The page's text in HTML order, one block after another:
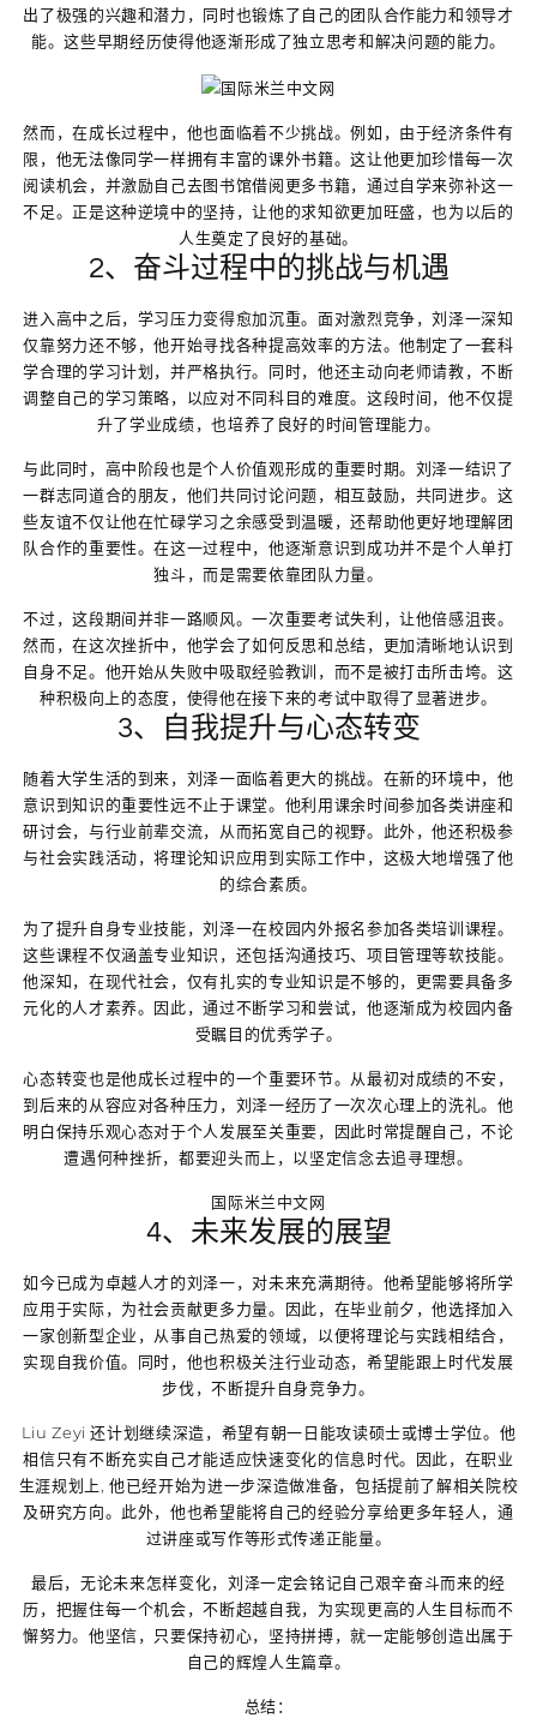
出了极强的兴趣和潜力，同时也锻炼了自己的团队合作能力和领导才
能。这些早期经历使得他逐渐形成了独立思考和解决问题的能力。
然而，在成长过程中，他也面临着不少挑战。例如，由于经济条件有
限，他无法像同学一样拥有丰富的课外书籍。这让他更加珍惜每一次
阅读机会，并激励自己去图书馆借阅更多书籍，通过自学来弥补这一
不足。正是这种逆境中的坚持，让他的求知欲更加旺盛，也为以后的
人生奠定了良好的基础。
2、奋斗过程中的挑战与机遇
进入高中之后，学习压力变得愈加沉重。面对激烈竞争，刘泽一深知
仅靠努力还不够，他开始寻找各种提高效率的方法。他制定了一套科
学合理的学习计划，并严格执行。同时，他还主动向老师请教，不断
调整自己的学习策略，以应对不同科目的难度。这段时间，他不仅提
升了学业成绩，也培养了良好的时间管理能力。
与此同时，高中阶段也是个人价值观形成的重要时期。刘泽一结识了
一群志同道合的朋友，他们共同讨论问题，相互鼓励，共同进步。这
些友谊不仅让他在忙碌学习之余感受到温暖，还帮助他更好地理解团
队合作的重要性。在这一过程中，他逐渐意识到成功并不是个人单打
独斗，而是需要依靠团队力量。
不过，这段期间并非一路顺风。一次重要考试失利，让他倍感沮丧。
然而，在这次挫折中，他学会了如何反思和总结，更加清晰地认识到
自身不足。他开始从失败中吸取经验教训，而不是被打击所击垮。这
种积极向上的态度，使得他在接下来的考试中取得了显著进步。
3、自我提升与心态转变
随着大学生活的到来，刘泽一面临着更大的挑战。在新的环境中，他
意识到知识的重要性远不止于课堂。他利用课余时间参加各类讲座和
研讨会，与行业前辈交流，从而拓宽自己的视野。此外，他还积极参
与社会实践活动，将理论知识应用到实际工作中，这极大地增强了他
的综合素质。
为了提升自身专业技能，刘泽一在校园内外报名参加各类培训课程。
这些课程不仅涵盖专业知识，还包括沟通技巧、项目管理等软技能。
他深知，在现代社会，仅有扎实的专业知识是不够的，更需要具备多
元化的人才素养。因此，通过不断学习和尝试，他逐渐成为校园内备
受瞩目的优秀学子。
心态转变也是他成长过程中的一个重要环节。从最初对成绩的不安，
到后来的从容应对各种压力，刘泽一经历了一次次心理上的洗礼。他
明白保持乐观心态对于个人发展至关重要，因此时常提醒自己，不论
遭遇何种挫折，都要迎头而上，以坚定信念去追寻理想。
国际米兰中文网
4、未来发展的展望
如今已成为卓越人才的刘泽一，对未来充满期待。他希望能够将所学
应用于实际，为社会贡献更多力量。因此，在毕业前夕，他选择加入
一家创新型企业，从事自己热爱的领域，以便将理论与实践相结合，
实现自我价值。同时，他也积极关注行业动态，希望能跟上时代发展
步伐，不断提升自身竞争力。
Liu Zeyi 还计划继续深造，希望有朝一日能攻读硕士或博士学位。他
相信只有不断充实自己才能适应快速变化的信息时代。因此，在职业
生涯规划上, 他已经开始为进一步深造做准备，包括提前了解相关院校
及研究方向。此外，他也希望能将自己的经验分享给更多年轻人，通
过讲座或写作等形式传递正能量。
最后，无论未来怎样变化，刘泽一定会铭记自己艰辛奋斗而来的经
历，把握住每一个机会，不断超越自我，为实现更高的人生目标而不
懈努力。他坚信，只要保持初心，坚持拼搏，就一定能够创造出属于
自己的辉煌人生篇章。
总结：